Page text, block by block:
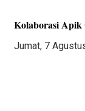
Kolaborasi Apik
Jumat, 7